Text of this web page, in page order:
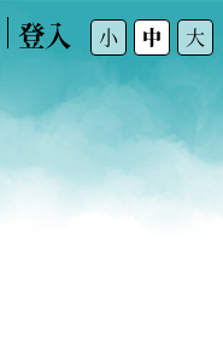
登入 小 中 大